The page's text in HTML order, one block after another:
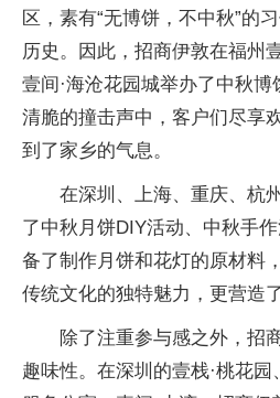
区，素有“无博饼，不中秋”的
历史。因此，招商伊敦在福州
壹间·海沧花园城举办了中秋
清脆的撞击声中，客户们尽享
到了家乡的气息。
在深圳、上海、重庆、杭
了中秋月饼DIY活动、中秋手
备了制作月饼和花灯的原材料
传统文化的独特魅力，更营造
除了注重参与感之外，招
趣味性。在深圳的壹栈·桃花